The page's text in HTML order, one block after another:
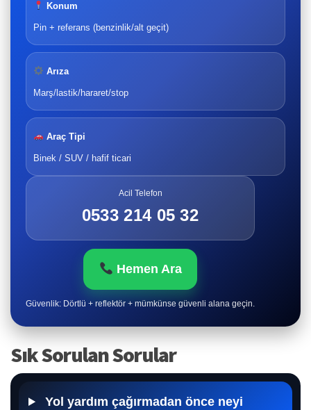
Konum
Pin + referans (benzinlik/alt geçit)
Arıza
Marş/lastik/hararet/stop
Araç Tipi
Binek / SUV / hafif ticari
Acil Telefon
0533 214 05 32
Hemen Ara
Güvenlik: Dörtlü + reflektör + mümkünse güvenli alana geçin.
Sık Sorulan Sorular
Yol yardım çağırmadan önce neyi